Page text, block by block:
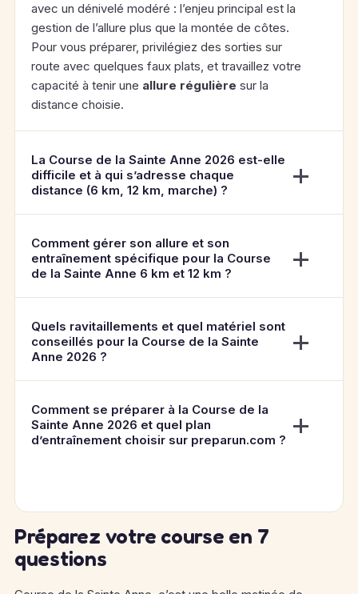
avec un dénivelé modéré : l’enjeu principal est la
gestion de l’allure plus que la montée de côtes.
Pour vous préparer, privilégiez des sorties sur
route avec quelques faux plats, et travaillez votre
capacité à tenir une allure régulière sur la
distance choisie.
La Course de la Sainte Anne 2026 est-elle
difficile et à qui s’adresse chaque
distance (6 km, 12 km, marche) ?
Comment gérer son allure et son
entraînement spécifique pour la Course
de la Sainte Anne 6 km et 12 km ?
Quels ravitaillements et quel matériel sont
conseillés pour la Course de la Sainte
Anne 2026 ?
Comment se préparer à la Course de la
Sainte Anne 2026 et quel plan
d’entraînement choisir sur preparun.com ?
Préparez votre course en 7
questions